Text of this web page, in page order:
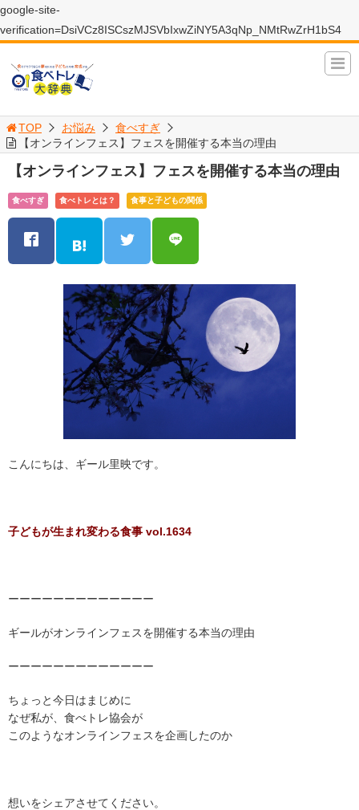
google-site-
verification=DsiVCz8ISCszMJSVbIxwZiNY5A3qNp_NMtRwZrH1bS4
TOP お悩み
食べすぎ
【オンラインフェス】フェスを開催する本当の理由
【オンラインフェス】フェスを開催する本当の理由
食べすぎ 食べトレとは？ 食事と子どもの関係
こんにちは、ギール里映です。
子どもが生まれ変わる食事 vol.1634
ーーーーーーーーーーーーー
ギールがオンラインフェスを開催する本当の理由
ーーーーーーーーーーーーー
ちょっと今日はまじめに
なぜ私が、食べトレ協会が
このようなオンラインフェスを企画したのか
想いをシェアさせてください。